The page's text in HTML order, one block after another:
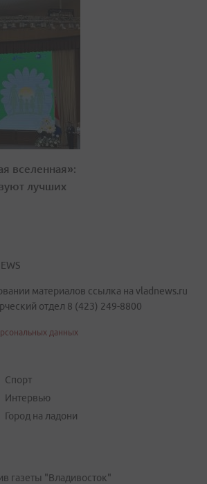
вселенная»:
лучших
материалов ссылка на vladnews.ru
отдел 8 (423) 249-8800
данных
Спорт
Интервью
Город на ладони
газеты "Владивосток"